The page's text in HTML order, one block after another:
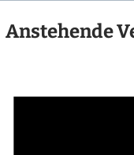
Anstehende